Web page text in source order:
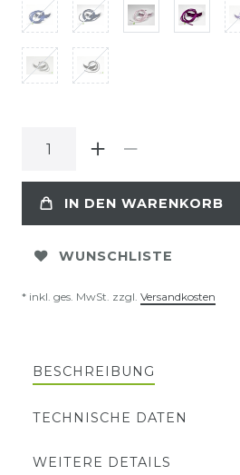
IN DEN WARENKORB
WUNSCHLISTE
* inkl. ges. MwSt. zzgl. Versandkosten
BESCHREIBUNG
TECHNISCHE DATEN
WEITERE DETAILS